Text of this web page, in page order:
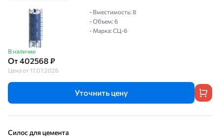
В наличии
От 402568 ₽
Цена от 17.07.2026
- Вместимость: 8
- Объем: 6
- Марка: СЦ-6
Уточнить цену
Силос для цемента